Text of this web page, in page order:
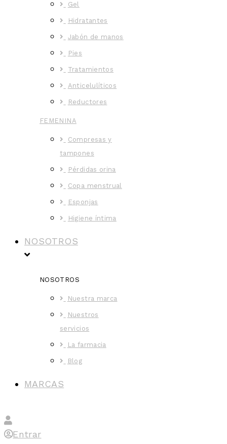
Gel
Hidratantes
Jabón de manos
Pies
Tratamientos
Anticelulíticos
Reductores
FEMENINA
Compresas y
tampones
Pérdidas orina
Copa menstrual
Esponjas
Higiene íntima
NOSOTROS
NOSOTROS
Nuestra marca
Nuestros
servicios
La farmacia
Blog
MARCAS
Entrar